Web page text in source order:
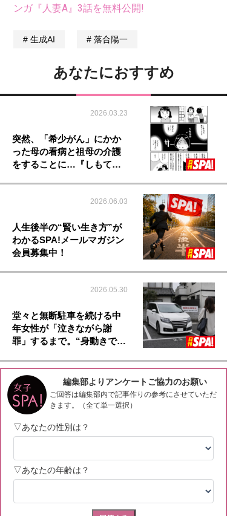
ンガ『人妻A』3話を無料公開!
生成AI 落合陽一
あなたにおすすめ
2026.03.23
突然、「希少がん」にかか
った母の看病と祖母の介護
をすることに…『しもて…
2026.06.03
人生後半の“賢い生き方”が
わかるSPA!メールマガジン
会員募集中！
2026.05.30
堂々と無断駐車を続ける中
年女性が「泣きながら謝
罪」するまで。“身動きで…